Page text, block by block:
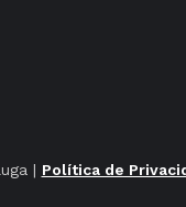
| Política de